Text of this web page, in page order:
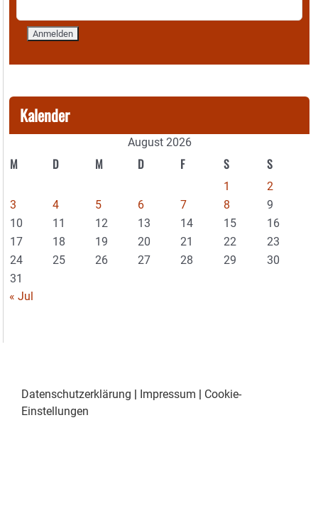
Kalender
August 2026
M D M D F S S
1
2
3
4 5 6 7 8
9
10
11 12 13 14 15
16
17
18 19 20 21 22
23
24
25 26 27 28 29
30
31
« Jul
Datenschutzerklärung Impressum
Cookie-
Einstellungen